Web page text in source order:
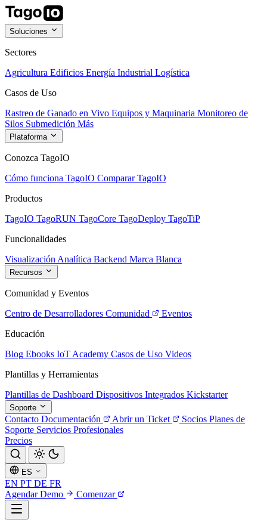
Soluciones
Sectores
Agricultura Edificios Energía Industrial Logística
Casos de Uso
Rastreo de Ganado en Vivo Equipos y Maquinaria Monitoreo de
Silos Submedición Más
Plataforma
Conozca TagoIO
Cómo funciona TagoIO Comparar TagoIO
Productos
TagoIO TagoRUN TagoCore TagoDeploy TagoTiP
Funcionalidades
Visualización Analítica Backend Marca Blanca
Recursos
Comunidad y Eventos
Centro de Desarrolladores Comunidad
Eventos
Educación
Blog Ebooks IoT Academy Casos de Uso Videos
Plantillas y Herramientas
Plantillas de Dashboard Dispositivos Integrados Kickstarter
Soporte
Contacto Documentación Abrir un Ticket Socios Planes de
Soporte Servicios Profesionales
Precios
ES
EN PT DE FR
Agendar Demo
Comenzar